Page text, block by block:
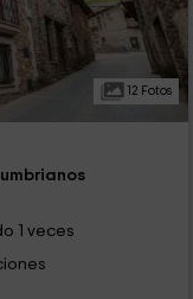
12 Fotos
1 veces